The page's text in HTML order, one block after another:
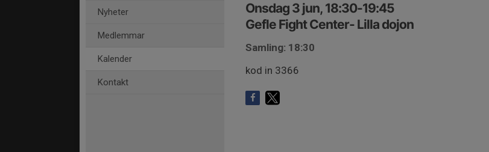
Nyheter
Medlemmar
Kalender
Kontakt
Onsdag 3 jun, 18:30-19:45
Gefle Fight Center- Lilla dojon
Samling: 18:30
kod in 3366